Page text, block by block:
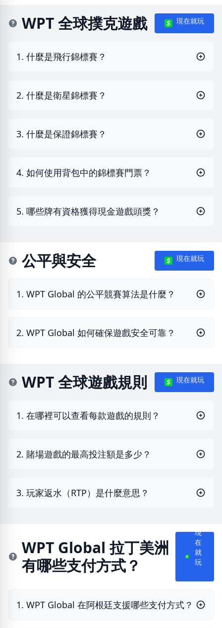
WPT 全球撲克遊戲 現在就玩
1. 什麼是飛行錦標賽？
2. 什麼是衛星錦標賽？
3. 什麼是保證錦標賽？
4. 如何使用背包中的錦標賽門票？
5. 哪些牌有資格獲得現金遊戲頭獎？
公平與安全 現在就玩
1. WPT Global 的公平競賽算法是什麼？
2. WPT Global 如何確保遊戲安全可靠？
WPT 全球遊戲規則 現在就玩
1. 在哪裡可以查看每款遊戲的規則？
2. 賭場遊戲的最高投注額是多少？
3. 玩家返水（RTP）是什麼意思？
WPT Global 拉丁美洲
有哪些支付方式？
現
在
就
玩
1. WPT Global 在阿根廷支援哪些支付方式？